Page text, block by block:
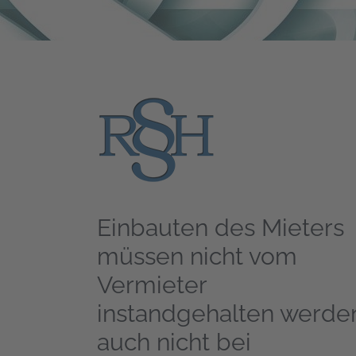
Einbauten des Mieters
müssen nicht vom
Vermieter
instandgehalten
auch nicht bei